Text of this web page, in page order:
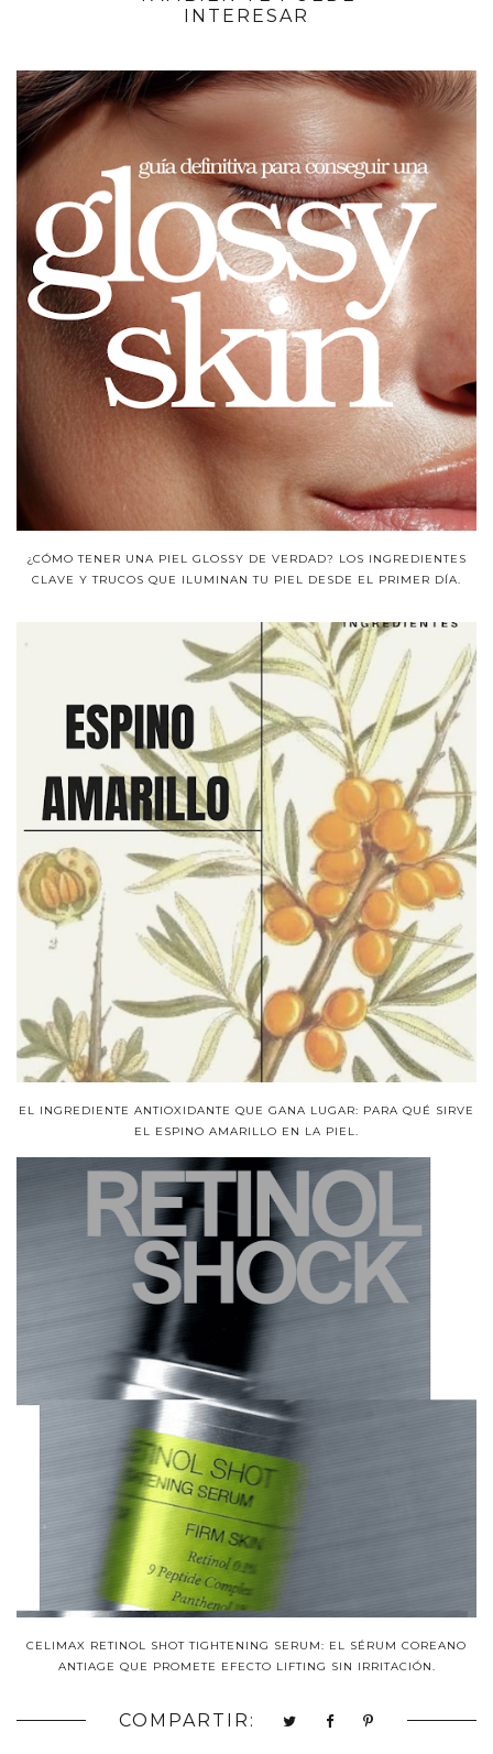
INTERESAR
¿CÓMO TENER UNA PIEL GLOSSY DE VERDAD? LOS INGREDIENTES
CLAVE Y TRUCOS QUE ILUMINAN TU PIEL DESDE EL PRIMER DÍA.
EL INGREDIENTE ANTIOXIDANTE QUE GANA LUGAR: PARA QUÉ SIRVE
EL ESPINO AMARILLO EN LA PIEL.
CELIMAX RETINOL SHOT TIGHTENING SERUM: EL SÉRUM COREANO
ANTIAGE QUE PROMETE EFECTO LIFTING SIN IRRITACIÓN.
COMPARTIR: